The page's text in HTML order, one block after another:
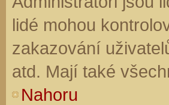
lidé mohou
zakazování
atd. Mají také
Nahoru